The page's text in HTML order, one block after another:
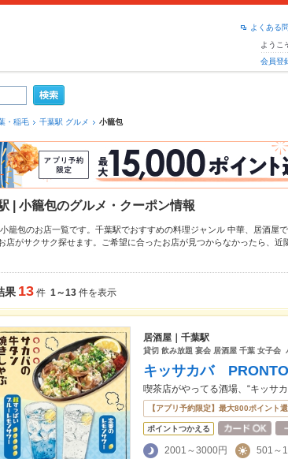
よくある
ようこ
会員登
・稲毛 千葉駅 グルメ 小籠包
| 小籠包のグルメ・クーポン情報
籠包のお店一覧です。千葉駅でおすすめの料理ジャンル 中華 居酒屋
店がサクサク探せます。ご希望に合ったお店が見つからなかったら、近
果 13 件 1～13 件を表示
居酒屋｜千葉駅
貸切 飲み放題 宴会 居酒屋 千葉 女子会
キッサカバ
喫茶店がやってる酒場、“キッサ
【アプリ予約限定】最大800ポイント
ポイントつかえる
2001～3000円
501～